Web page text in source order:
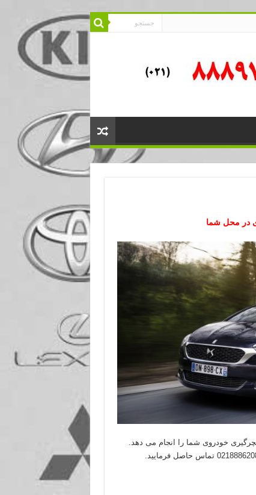
خودروی شما را انجام می دهد.